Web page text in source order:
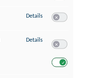
Details zu Messung der
Details zu Analyse von